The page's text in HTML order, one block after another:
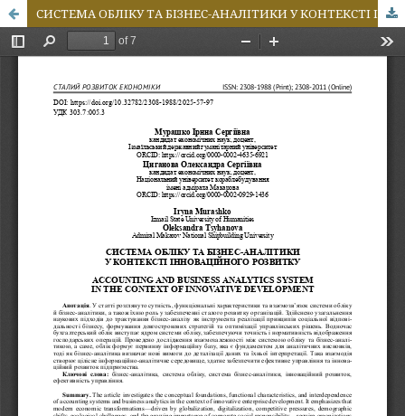
СИСТЕМА ОБЛІКУ ТА БІЗНЕС-АНАЛІТИКИ У КОНТЕКСТІ ІННОВАЦІЙНОГО РОЗВИТКУ